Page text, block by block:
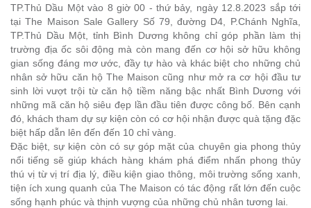
TP.Thủ Dầu Một vào 8 giờ 00 - thứ bảy, ngày 12.8.2023 sắp tới
tại The Maison Sale Gallery Số 79, đường D4, P.Chánh Nghĩa,
TP.Thủ Dầu Một, tỉnh Bình Dương không chỉ góp phần làm thị
trường địa ốc sôi động mà còn mang đến cơ hội sở hữu không
gian sống đáng mơ ước, đầy tự hào và khác biệt cho những chủ
nhân sở hữu căn hộ The Maison cũng như mở ra cơ hội đầu tư
sinh lời vượt trội từ căn hộ tiềm năng bậc nhất Bình Dương với
những mã căn hộ siêu đẹp lần đầu tiên được công bố. Bên cạnh
đó, khách tham dự sự kiện còn có cơ hội nhận được quà tặng đặc
biệt hấp dẫn lên đến đến 10 chỉ vàng.
Đặc biệt, sự kiện còn có sự góp mặt của chuyên gia phong thủy
nổi tiếng sẽ giúp khách hàng khám phá điểm nhấn phong thủy
thú vị từ vị trí địa lý, điều kiện giao thông, môi trường sống xanh,
tiện ích xung quanh của The Maison có tác động rất lớn đến cuộc
sống hạnh phúc và thịnh vượng của những chủ nhân tương lai.